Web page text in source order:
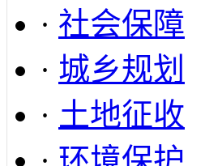
· 社会保障
· 城乡规划
· 土地征收